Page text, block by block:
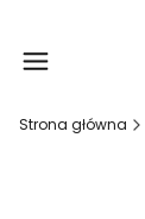
Strona główna